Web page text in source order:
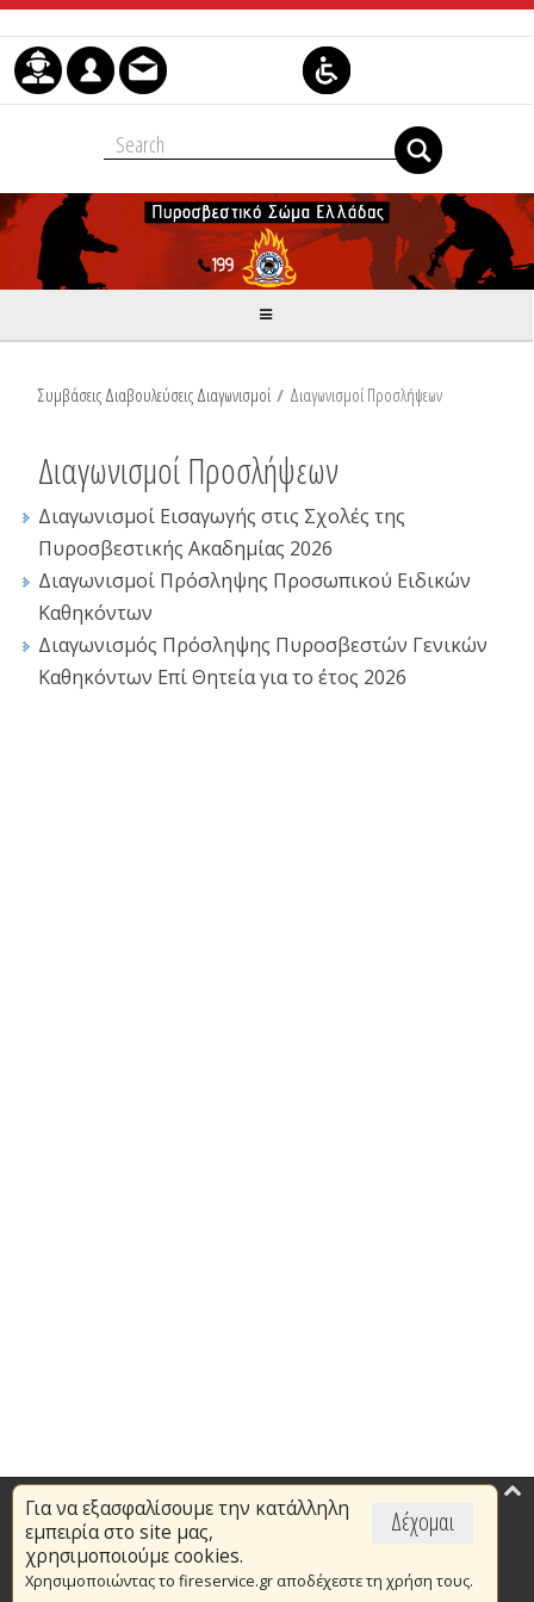
Μετάβαση στο περιεχόμενο
Συμβάσεις Διαβουλεύσεις Διαγωνισμοί / Διαγωνισμοί Προσλήψεων
Διαγωνισμοί Προσλήψεων
Διαγωνισμοί Εισαγωγής στις Σχολές της
Πυροσβεστικής Ακαδημίας 2026
Διαγωνισμοί Πρόσληψης Προσωπικού Ειδικών
Καθηκόντων
Διαγωνισμός Πρόσληψης Πυροσβεστών Γενικών
Καθηκόντων Επί Θητεία για το έτος 2026
Δέχομαι
Για να εξασφαλίσουμε την κατάλληλη
εμπειρία στο site μας,
χρησιμοποιούμε cookies.
Χρησιμοποιώντας το fireservice.gr αποδέχεστε τη χρήση τους.
Επικαιρότητα
Το Πυροσβεστικό Σώμα